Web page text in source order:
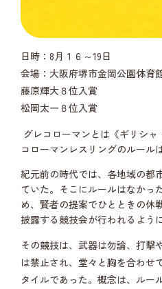
日時：8月１６～19日
会場：大阪府堺市金岡公園体育
藤原輝大８位入賞
松岡太一８位入賞
グレコローマンとは《ギリシ
コローマンレスリングのルール
紀元前の時代では、各地域の都
ていた。そこにルールはなかっ
め、賢者の提案でひとときの休
披露する競技会が行われるよう
その競技は、武器は勿論、打撃
は禁止され、堂々と胸を合わせ
タイルであった。概念は、ルー